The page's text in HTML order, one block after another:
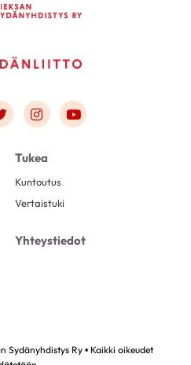
facebook
Link to twitter
Link to instagram
Link to youtube
Tukea
Kuntoutus
Vertaistuki
Yhteystiedot
Sydänyhdistys Ry • Kaikki oikeudet